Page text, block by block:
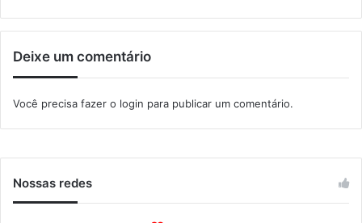
o
P
o
S
n
t
s
D
Deixe um comentário
Você precisa fazer o login para publicar um comentário.
Nossas redes